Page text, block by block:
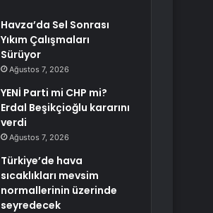
Havza’da Sel Sonrası
Yıkım Çalışmaları
Sürüyor
Ağustos 7, 2026
YENİ Parti mi CHP mi?
Erdal Beşikçioğlu kararını
verdi
Ağustos 7, 2026
Türkiye’de hava
sıcaklıkları mevsim
normallerinin üzerinde
seyredecek